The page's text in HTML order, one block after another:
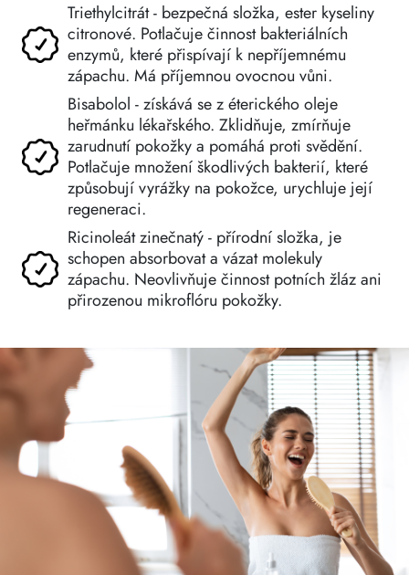
Triethylcitrát - bezpečná složka, ester kyseliny
citronové. Potlačuje činnost bakteriálních
enzymů, které přispívají k nepříjemnému
zápachu. Má příjemnou ovocnou vůni.
Bisabolol - získává se z éterického oleje
heřmánku lékařského. Zklidňuje, zmírňuje
zarudnutí pokožky a pomáhá proti svědění.
Potlačuje množení škodlivých bakterií, které
způsobují vyrážky na pokožce, urychluje její
regeneraci.
Ricinoleát zinečnatý - přírodní složka, je
schopen absorbovat a vázat molekuly
zápachu. Neovlivňuje činnost potních žláz ani
přirozenou mikroflóru pokožky.